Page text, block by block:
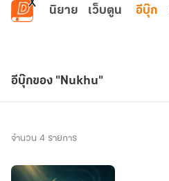
ข้ามไปยังเนื้อหาหลัก
นิยาย เว็บตูน อีบุ๊ก
อีบุ๊กของ "Nukhu"
จำนวน 4 รายการ